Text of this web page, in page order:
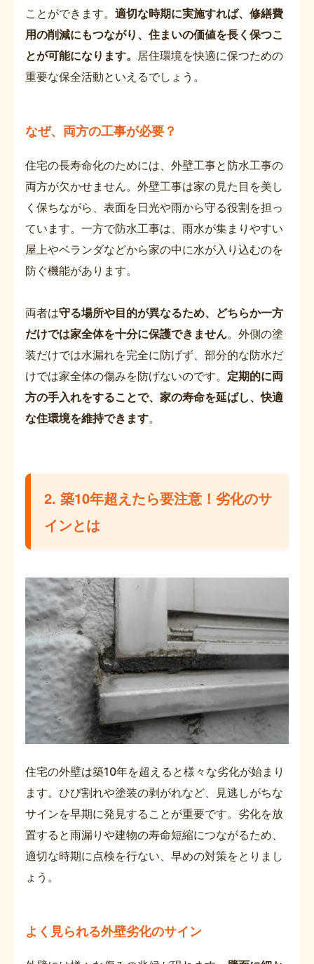
ことができます。 適切な時期に実施すれば、修繕費
用の削減にもつながり、住まいの価値を長く保つこ
とが可能になります。 居住環境を快適に保つための
重要な保全活動といえるでしょう。
なぜ、両方の工事が必要？
住宅の長寿命化のためには、外壁工事と防水工事の
両方が欠かせません。外壁工事は家の見た目を美し
く保ちながら、表面を日光や雨から守る役割を担っ
ています。一方で防水工事は、雨水が集まりやすい
屋上やベランダなどから家の中に水が入り込むのを
防ぐ機能があります。
両者は守る場所や目的が異なるため、どちらか一方
だけでは家全体を十分に保護できません。外側の塗
装だけでは水漏れを完全に防げず、部分的な防水だ
けでは家全体の傷みを防げないのです。 定期的に両
方の手入れをすることで、家の寿命を延ばし、快適
な住環境を維持できます。
2. 築10年超えたら要注意！劣化のサ
インとは
住宅の外壁は築10年を超えると様々な劣化が始まり
ます。ひび割れや塗装の剥がれなど、見逃しがちな
サインを早期に発見することが重要です。劣化を放
置すると雨漏りや建物の寿命短縮につながるため、
適切な時期に点検を行ない、早めの対策をとりまし
ょう。
よく見られる外壁劣化のサイン